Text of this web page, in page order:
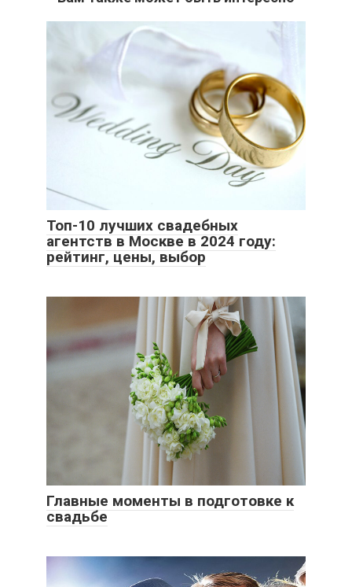
Топ-10 лучших свадебных
агентств в Москве в 2024 году:
рейтинг, цены, выбор
Главные моменты в подготовке к
свадьбе